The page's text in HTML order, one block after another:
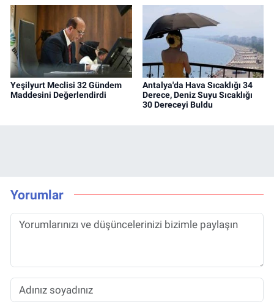
Yeşilyurt Meclisi 32 Gündem
Maddesini Değerlendirdi
Antalya'da Hava Sıcaklığı 34
Derece, Deniz Suyu Sıcaklığı
30 Dereceyi Buldu
Yorumlar